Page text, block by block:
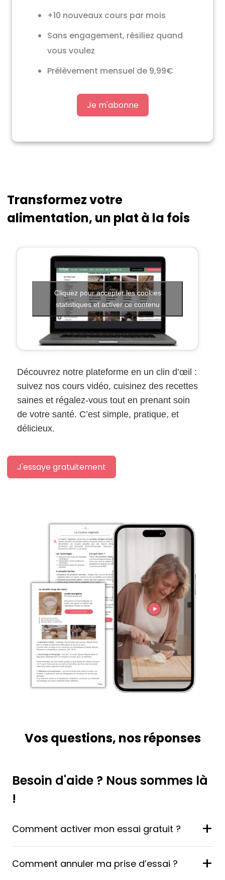
+10 nouveaux cours par mois
Sans engagement, résiliez quand
vous voulez
Prélèvement mensuel de 9,99€
Je m'abonne
Transformez votre
alimentation, un plat à la fois
Cliquez pour accepter les cookies
statistiques et activer ce contenu
Découvrez notre plateforme en un clin d’œil :
suivez nos cours vidéo, cuisinez des recettes
saines et régalez-vous tout en prenant soin
de votre santé. C’est simple, pratique, et
délicieux.
J'essaye gratuitement
Vos questions, nos réponses
Besoin d'aide ? Nous sommes là
!
Comment activer mon essai gratuit ? +
Comment annuler ma prise d’essai ? +